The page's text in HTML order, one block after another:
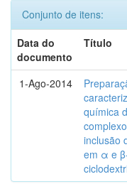
Conjunto de itens:
Data do
documento
Título
1-Ago-2014
química
inclusão
em α e